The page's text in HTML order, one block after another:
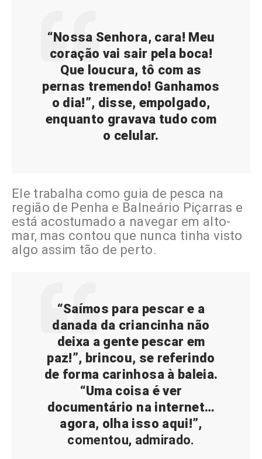
“Nossa Senhora, cara! Meu
coração vai sair pela boca!
Que loucura, tô com as
pernas tremendo! Ganhamos
o dia!”, disse, empolgado,
enquanto gravava tudo com
o celular.
Ele trabalha como guia de pesca na
região de Penha e Balneário Piçarras e
está acostumado a navegar em alto-
mar, mas contou que nunca tinha visto
algo assim tão de perto.
“Saímos para pescar e a
danada da criancinha não
deixa a gente pescar em
paz!”, brincou, se referindo
de forma carinhosa à baleia.
“Uma coisa é ver
documentário na internet…
agora, olha isso aqui!”,
comentou, admirado.